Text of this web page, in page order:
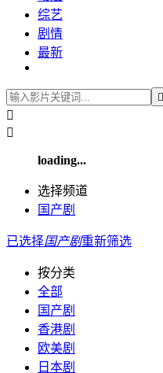
综艺
剧情
最新



loading...
选择频道
国产剧
已选择国产剧重新筛选
按分类
全部
国产剧
香港剧
欧美剧
日本剧